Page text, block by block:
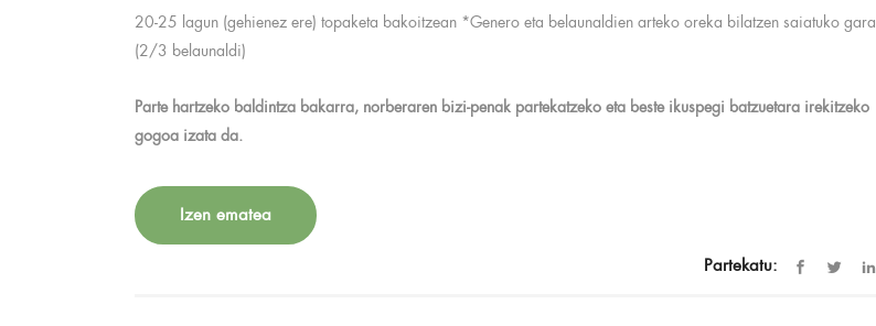
20-25 lagun (gehienez ere) topaketa bakoitzean *Genero eta belaunaldien arteko oreka bilatzen saiatuko gara
(2/3 belaunaldi)
Parte hartzeko baldintza bakarra, norberaren bizi-penak partekatzeko eta beste ikuspegi batzuetara irekitzeko
gogoa izata da.
Izen ematea
Partekatu: